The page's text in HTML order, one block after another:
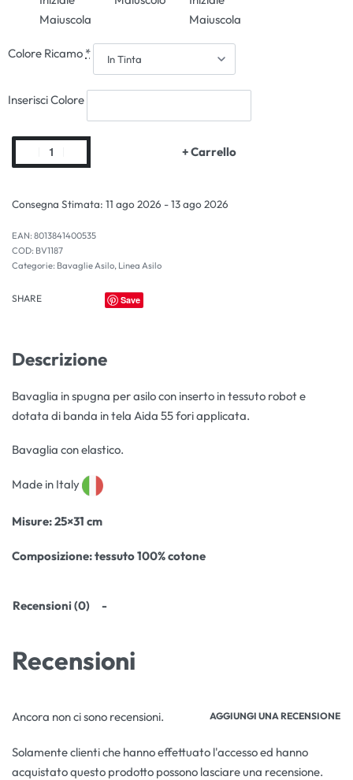
Maiuscola
Maiuscola
Colore Ricamo *
Inserisci Colore
+ Carrello
Consegna Stimata: 11 ago 2026 - 13 ago 2026
EAN: 8013841400535
BV1187
Categorie: Bavaglie Asilo, Linea Asilo
SHARE Save
Descrizione
Bavaglia in spugna per asilo con inserto in tessuto robot e
dotata di banda in tela Aida 55 fori applicata.
Bavaglia con elastico.
Made in Italy
Misure: 25×31 cm
Composizione:tessuto 100% cotone
Recensioni (0)
Recensioni
Ancora non ci sono recensioni. AGGIUNGI UNA RECENSIONE
Solamente clienti che hanno effettuato l'accesso ed hanno
acquistato questo prodotto possono lasciare una recensione.